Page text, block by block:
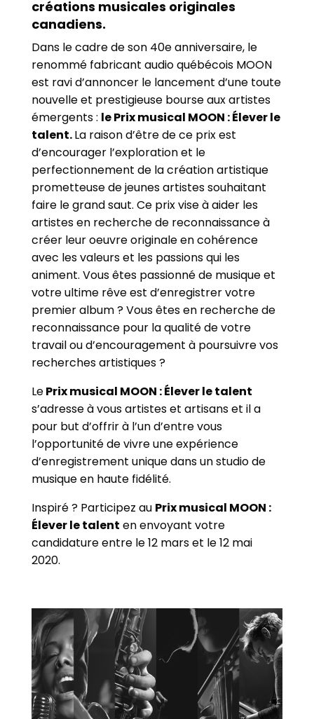
créations musicales originales
canadiens.
Dans le cadre de son 40e anniversaire, le
renommé fabricant audio québécois MOON
est ravi d’annoncer le lancement d’une toute
nouvelle et prestigieuse bourse aux artistes
émergents : le Prix musical MOON : Élever le
talent.La raison d’être de ce prix est
d’encourager l’exploration et le
perfectionnement de la création artistique
prometteuse de jeunes artistes souhaitant
faire le grand saut. Ce prix vise à aider les
artistes en recherche de reconnaissance à
créer leur oeuvre originale en cohérence
avec les valeurs et les passions qui les
animent. Vous êtes passionné de musique et
votre ultime rêve est d’enregistrer votre
premier album ? Vous êtes en recherche de
reconnaissance pour la qualité de votre
travail ou d’encouragement à poursuivre vos
recherches artistiques ?
LePrix musical MOON : Élever le talent
s’adresse à vous artistes et artisans et il a
pour but d’offrir à l’un d’entre vous
l’opportunité de vivre une expérience
d’enregistrement unique dans un studio de
musique en haute fidélité.
Inspiré ? Participez au Prix musical MOON :
Élever le talent en envoyant votre
candidature entre le 12 mars et le 12 mai
2020.